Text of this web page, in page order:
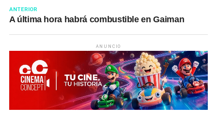
ANTERIOR
A última hora habrá combustible en Gaiman
ANUNCIO